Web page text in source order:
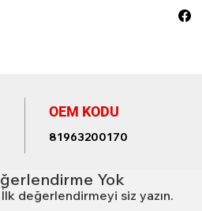
OEM KODU
81963200170
Yok
değerlendirmeyi siz yazın.